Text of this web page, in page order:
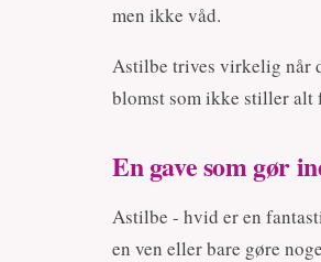
men ikke våd.
Astilbe trives virkelig når
blomst som ikke stiller alt
En gave som gør
Astilbe - hvid er en
en ven eller bare gøre